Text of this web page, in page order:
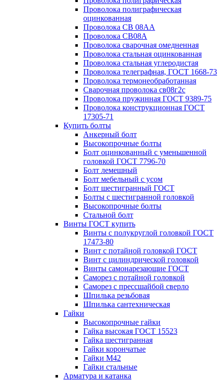
Проволока полиграфическая
оцинкованная
Проволока СВ 08АА
Проволока СВ08А
Проволока сварочная омедненная
Проволока стальная оцинкованная
Проволока стальная углеродистая
Проволока телеграфная, ГОСТ 1668-73
Проволока термонеобработанная
Сварочная проволока св08г2с
Проволока пружинная ГОСТ 9389-75
Проволока конструкционная ГОСТ
17305-71
Купить болты
Анкерный болт
Высокопрочные болты
Болт оцинкованный с уменьшенной
головкой ГОСТ 7796-70
Болт лемешный
Болт мебельный с усом
Болт шестигранный ГОСТ
Болты с шестигранной головкой
Высокопрочные болты
Стальной болт
Винты ГОСТ купить
Винты с полукруглой головкой ГОСТ
17473-80
Винт с потайной головкой ГОСТ
Винт с цилиндрической головкой
Винты самонарезающие ГОСТ
Саморез с потайной головкой
Саморез с прессшайбой сверло
Шпилька резьбовая
Шпилька сантехническая
Гайки
Высокопрочные гайки
Гайка высокая ГОСТ 15523
Гайка шестигранная
Гайки корончатые
Гайки М42
Гайки стальные
Арматура и катанка